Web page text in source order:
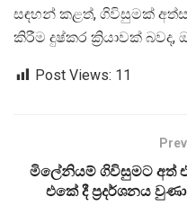
සඳහන් කළත්, ගිවිසුමක්
කිරීම දුෂ්කර ක්‍රියාවක් බවද,
Post Views: 11
මිලේනියම් ගිවිසුමට අත්
එකේ දී ප්‍රදර්ශනය